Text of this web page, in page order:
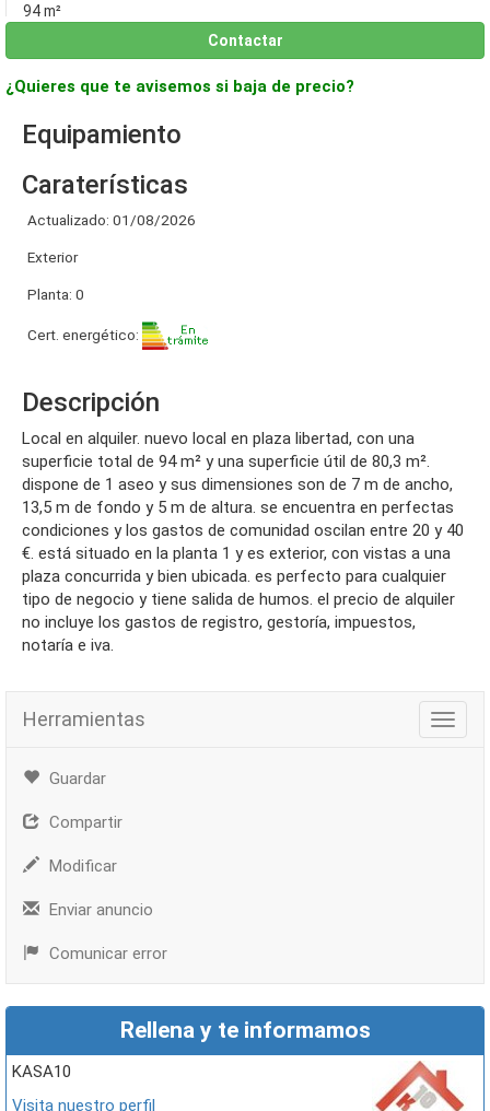
94 m²
Contactar
¿Quieres que te avisemos si baja de precio?
Equipamiento
Caraterísticas
Actualizado: 01/08/2026
Exterior
Planta: 0
Cert. energético:
Descripción
local en alquiler. nuevo local en plaza libertad, con una
superficie total de 94 m² y una superficie útil de 80,3 m².
dispone de 1 aseo y sus dimensiones son de 7 m de ancho,
13,5 m de fondo y 5 m de altura. se encuentra en perfectas
condiciones y los gastos de comunidad oscilan entre 20 y 40
€. está situado en la planta 1 y es exterior, con vistas a una
plaza concurrida y bien ubicada. es perfecto para cualquier
tipo de negocio y tiene salida de humos. el precio de alquiler
no incluye los gastos de registro, gestoría, impuestos,
notaría e iva.
Herramientas
Guardar
Compartir
Modificar
Enviar anuncio
Comunicar error
Rellena y te informamos
KASA10
Visita nuestro perfil